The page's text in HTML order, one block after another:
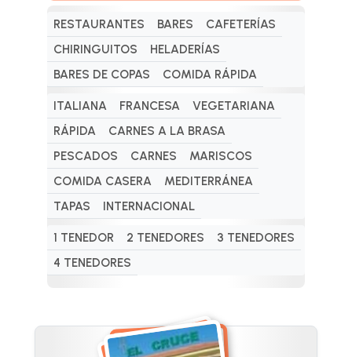
RESTAURANTES BARES
CAFETERÍAS
CHIRINGUITOS
HELADERÍAS
BARES DE COPAS
COMIDA RÁPIDA
ITALIANA FRANCESA
VEGETARIANA
RÁPIDA
CARNES A LA BRASA
PESCADOS
CARNES
MARISCOS
COMIDA CASERA
MEDITERRÁNEA
TAPAS
INTERNACIONAL
1 TENEDOR 2 TENEDORES
3 TENEDORES
4 TENEDORES